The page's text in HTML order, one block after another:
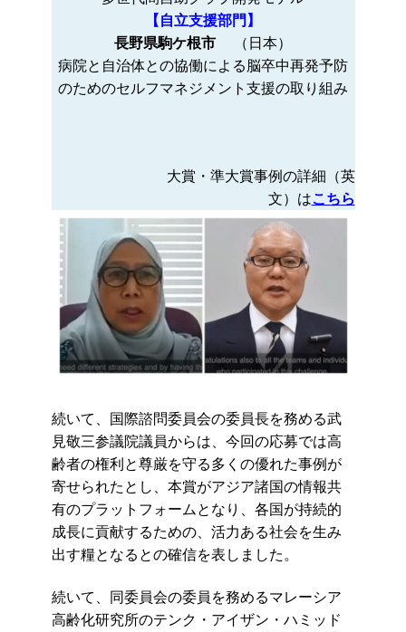
【自立支援部門】
長野県駒ケ根市 （日本）
病院と自治体との協働による脳卒中再発予防
のためのセルフマネジメント支援の取り組み
大賞・準大賞事例の詳細（英
文）はこちら
続いて、国際諮問委員会の委員長を務める武
見敬三参議院議員からは、今回の応募では高
齢者の権利と尊厳を守る多くの優れた事例が
寄せられたとし、本賞がアジア諸国の情報共
有のプラットフォームとなり、各国が持続的
成長に貢献するための、活力ある社会を生み
出す糧となるとの確信を表しました。
続いて、同委員会の委員を務めるマレーシア
高齢化研究所のテンク・アイザン・ハミッド